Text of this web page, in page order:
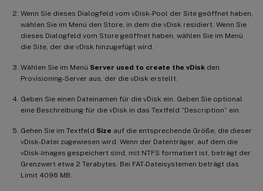
Wenn Sie dieses Dialogfeld vom vDisk-Pool der Site geöffnet haben,
wählen Sie im Menü den Store, in dem die vDisk residiert. Wenn Sie
dieses Dialogfeld vom Store geöffnet haben, wählen Sie im Menü
die Site, der die vDisk hinzugefügt wird.
Wählen Sie im Menü Server used to create the vDisk den
Provisioning-Server aus, der die vDisk erstellt.
Geben Sie einen Dateinamen für die vDisk ein. Geben Sie optional
eine Beschreibung für die vDisk in das Textfeld “Description” ein.
Gehen Sie im Textfeld Size auf die entsprechende Größe, die dieser
vDisk-Datei zugewiesen wird. Wenn der Datenträger, auf dem die
vDisk-Images gespeichert sind, mit NTFS formatiert ist, beträgt der
Grenzwert etwa 2 Terabytes. Bei FAT-Dateisystemen beträgt das
Limit 4096 MB.